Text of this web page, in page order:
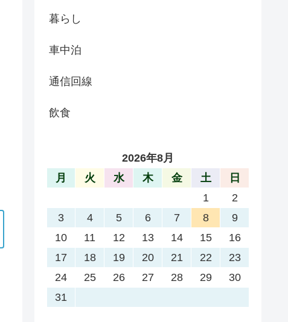
暮らし
車中泊
通信回線
飲食
2026年8月
月
火 水 木 金 土
日
1
2
3
4 5 6 7 8
9
10
11 12 13 14 15
16
17
18 19 20 21 22
23
24
25 26 27 28 29
30
31